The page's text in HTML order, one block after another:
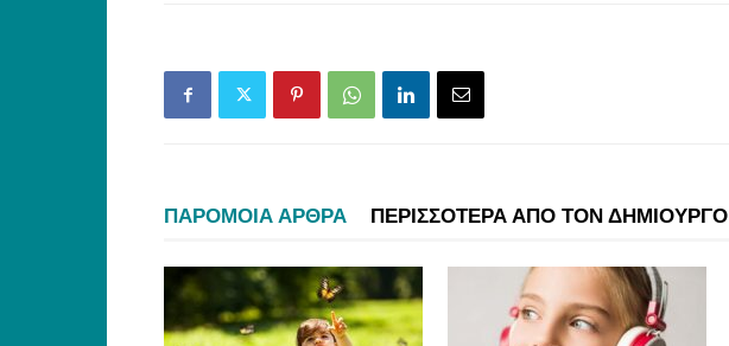
ΠΑΡΟΜΟΙΑ ΑΡΘΡΑ ΠΕΡΙΣΣΟΤΕΡΑ ΑΠΟ ΤΟΝ ΔΗΜΙΟΥΡΓΟ